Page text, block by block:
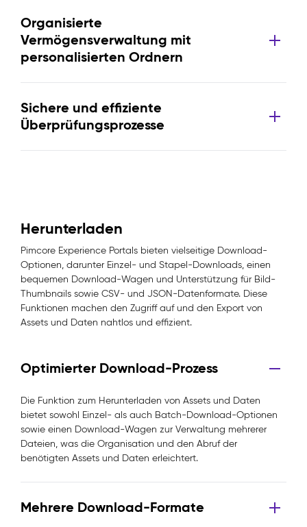
Organisierte
Vermögensverwaltung mit
personalisierten Ordnern
Sichere und effiziente
Überprüfungsprozesse
Herunterladen
Pimcore Experience Portals bieten vielseitige Download-
Optionen, darunter Einzel- und Stapel-Downloads, einen
bequemen Download-Wagen und Unterstützung für Bild-
Thumbnails sowie CSV- und JSON-Datenformate. Diese
Funktionen machen den Zugriff auf und den Export von
Assets und Daten nahtlos und effizient.
Optimierter Download-Prozess
Die Funktion zum Herunterladen von Assets und Daten
bietet sowohl Einzel- als auch Batch-Download-Optionen
sowie einen Download-Wagen zur Verwaltung mehrerer
Dateien, was die Organisation und den Abruf der
benötigten Assets und Daten erleichtert.
Mehrere Download-Formate